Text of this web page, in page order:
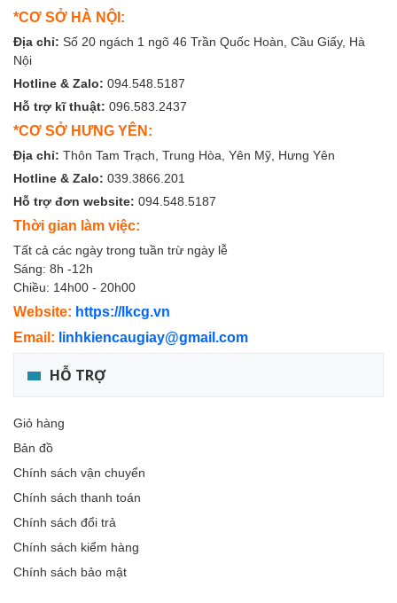
*CƠ SỞ HÀ NỘI:
Địa chỉ: Số 20 ngách 1 ngõ 46 Trần Quốc Hoàn, Cầu Giấy, Hà
Nội
Hotline & Zalo: 094.548.5187
Hỗ trợ kĩ thuật: 096.583.2437
*CƠ SỞ HƯNG YÊN:
Địa chỉ: Thôn Tam Trạch, Trung Hòa, Yên Mỹ, Hưng Yên
Hotline & Zalo: 039.3866.201
Hỗ trợ đơn website: 094.548.5187
Thời gian làm việc:
Tất cả các ngày trong tuần trừ ngày lễ
Sáng: 8h -12h
Chiều: 14h00 - 20h00
Website: https://lkcg.vn
Email: linhkiencaugiay@gmail.com
HỖ TRỢ
Giỏ hàng
Bản đồ
Chính sách vận chuyển
Chính sách thanh toán
Chính sách đổi trả
Chính sách kiểm hàng
Chính sách bảo mật